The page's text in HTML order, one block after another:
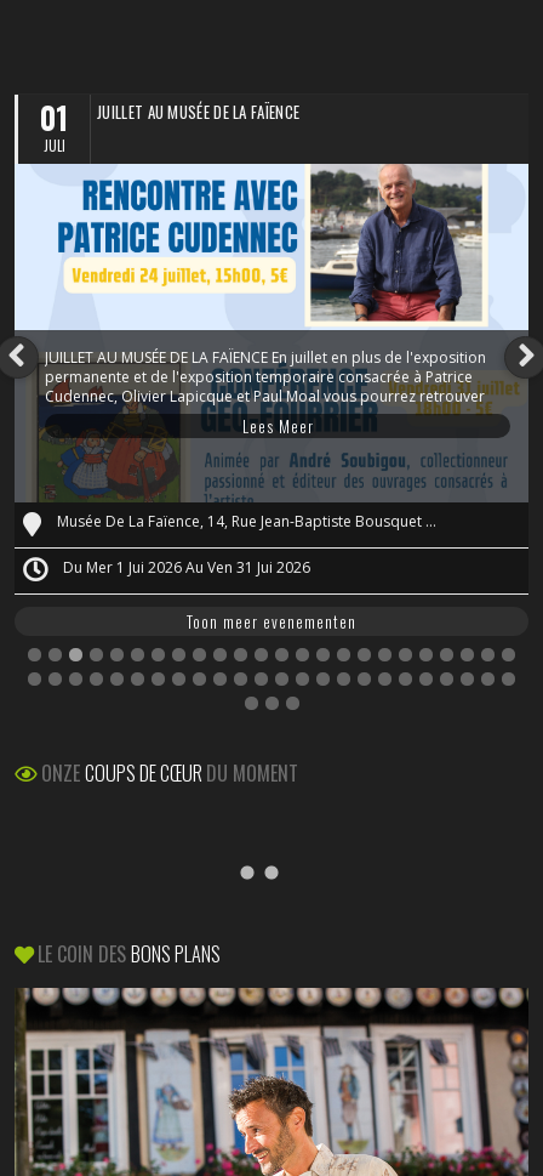
01
JULI
JUILLET AU MUSÉE DE LA FAÏENCE
JUILLET AU MUSÉE DE LA FAÏENCE En juillet en plus de l'exposition
permanente et de l'exposition temporaire consacrée à Patrice
Cudennec, Olivier Lapicque et Paul Moal vous pourrez retrouver
des visites guidées et des animations. Visites guidées de
l'exposition permanente les lundis et mercredis à 15h30 Visites
guidées de l'exposition temporaire les mercredis à 15h00 et
samedis à 15h30 Rencontre avec Patrice Cudennec le vendredi 24
juillet à 15h00 (5€) Conférence Geo-Fourrier le ve...
Lees Meer
Musée De La Faïence, 14, Rue Jean-Baptiste Bousquet - 29000 Quimper
Du Mer 1 Jui 2026 Au Ven 31 Jui 2026
Toon meer evenementen
ONZECOUPS DE CŒUR DU MOMENT
LE COIN DESBONS PLANS